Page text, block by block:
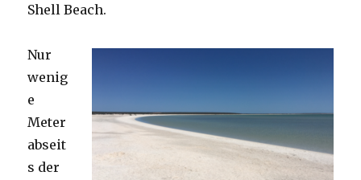
Shell Beach.
Nur
wenig
e
Meter
abseit
s der